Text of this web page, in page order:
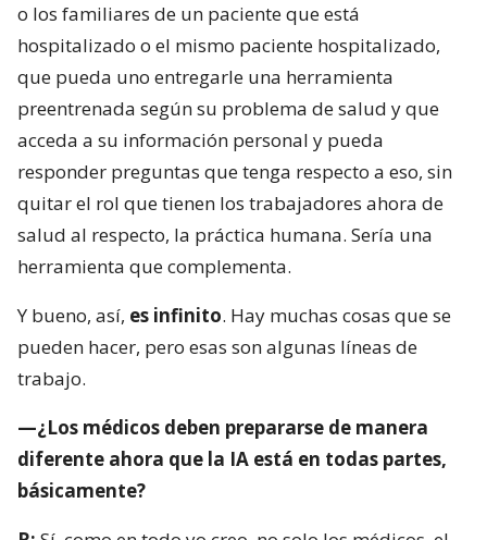
o los familiares de un paciente que está
hospitalizado o el mismo paciente hospitalizado,
que pueda uno entregarle una herramienta
preentrenada según su problema de salud y que
acceda a su información personal y pueda
responder preguntas que tenga respecto a eso, sin
quitar el rol que tienen los trabajadores ahora de
salud al respecto, la práctica humana. Sería una
herramienta que complementa.
Y bueno, así, es infinito. Hay muchas cosas que se
pueden hacer, pero esas son algunas líneas de
trabajo.
—¿Los médicos deben prepararse de manera
diferente ahora que la IA está en todas partes,
básicamente?